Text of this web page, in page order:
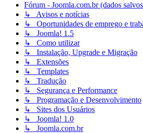
Fórum - Joomla.com.br (dados
↳ Avisos e notícias
↳ Oportunidades de emprego e
↳ Joomla! 1.5
↳ Como utilizar
↳ Instalação, Upgrade e Migração
↳ Extensões
↳ Templates
↳ Tradução
↳ Segurança e Performance
↳ Programação e Desenvolvimento
↳ Sites dos Usuários
↳ Joomla! 1.0
↳ Joomla.com.br